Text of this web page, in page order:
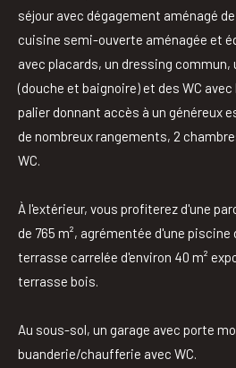
séjour avec dégagement aménagé
cuisine semi-ouverte aménagée et
avec placards, un dressing commun,
(douche et baignoire) et des WC
palier donnant accès à un généreux
de nombreux rangements, 2
WC.
À l'extérieur, vous profiterez d'une
de 765 m², agrémentée d'une piscine
terrasse carrelée d'environ 40 m²
terrasse bois.
Au sous-sol, un garage avec porte
buanderie/chaufferie avec WC.